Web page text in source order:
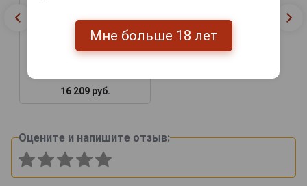
Chateau de Laubade 1987
Арманьяк Шато де
16 209 руб.
Оцените и напишите отзыв:
Мне больше 18 лет